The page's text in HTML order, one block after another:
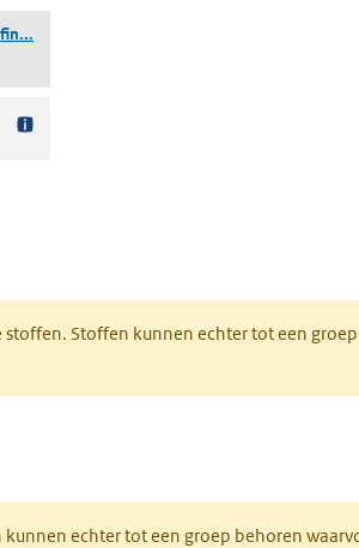
stoffen. Stoffen kunnen echter tot een
kunnen echter tot een groep behoren